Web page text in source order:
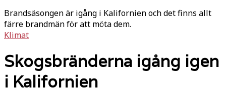
Brandsäsongen är igång i Kalifornien och det finns allt
färre brandmän för att möta dem.
Klimat
Skogsbränderna igång igen
i Kalifornien